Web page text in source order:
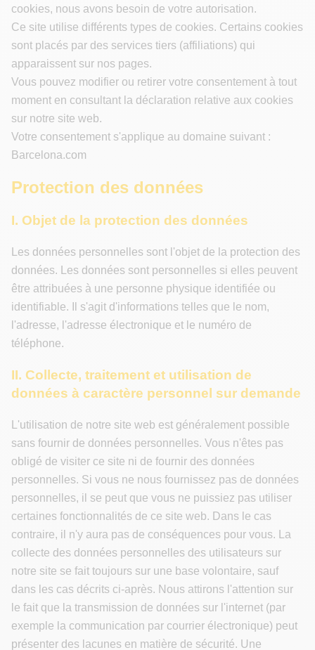
cookies, nous avons besoin de votre autorisation.
Ce site utilise différents types de cookies. Certains cookies
sont placés par des services tiers (affiliations) qui
apparaissent sur nos pages.
Vous pouvez modifier ou retirer votre consentement à tout
moment en consultant la déclaration relative aux cookies
sur notre site web.
Votre consentement s'applique au domaine suivant :
Barcelona.com
Protection des données
I. Objet de la protection des données
Les données personnelles sont l'objet de la protection des
données. Les données sont personnelles si elles peuvent
être attribuées à une personne physique identifiée ou
identifiable. Il s'agit d'informations telles que le nom,
l'adresse, l'adresse électronique et le numéro de
téléphone.
II. Collecte, traitement et utilisation de
données à caractère personnel sur demande
L'utilisation de notre site web est généralement possible
sans fournir de données personnelles. Vous n'êtes pas
obligé de visiter ce site ni de fournir des données
personnelles. Si vous ne nous fournissez pas de données
personnelles, il se peut que vous ne puissiez pas utiliser
certaines fonctionnalités de ce site web. Dans le cas
contraire, il n'y aura pas de conséquences pour vous. La
collecte des données personnelles des utilisateurs sur
notre site se fait toujours sur une base volontaire, sauf
dans les cas décrits ci-après. Nous attirons l'attention sur
le fait que la transmission de données sur l'internet (par
exemple la communication par courrier électronique) peut
présenter des lacunes en matière de sécurité. Une